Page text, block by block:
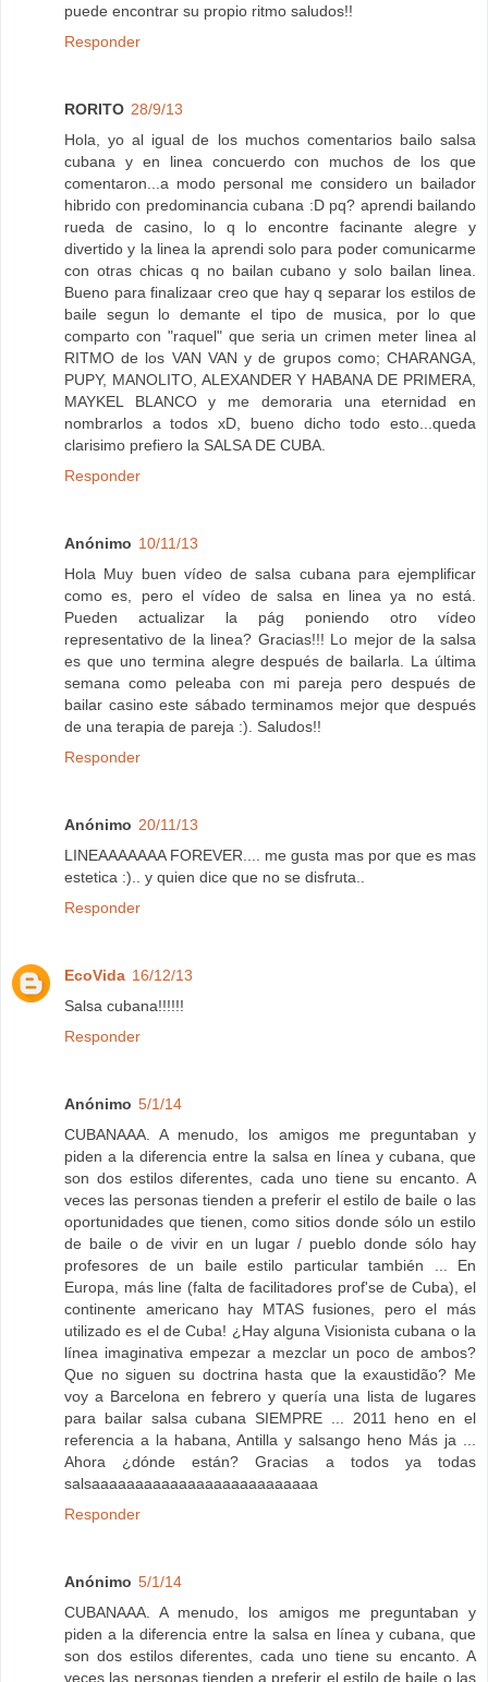
puede encontrar su propio ritmo saludos!!
Responder
RORITO 28/9/13
Hola, yo al igual de los muchos comentarios bailo salsa
cubana y en linea concuerdo con muchos de los que
comentaron...a modo personal me considero un bailador
hibrido con predominancia cubana :D pq? aprendi bailando
rueda de casino, lo q lo encontre facinante alegre y
divertido y la linea la aprendi solo para poder comunicarme
con otras chicas q no bailan cubano y solo bailan linea.
Bueno para finalizaar creo que hay q separar los estilos de
baile segun lo demante el tipo de musica, por lo que
comparto con "raquel" que seria un crimen meter linea al
RITMO de los VAN VAN y de grupos como; CHARANGA,
PUPY, MANOLITO, ALEXANDER Y HABANA DE PRIMERA,
MAYKEL BLANCO y me demoraria una eternidad en
nombrarlos a todos xD, bueno dicho todo esto...queda
clarisimo prefiero la SALSA DE CUBA.
Responder
Anónimo 10/11/13
Hola Muy buen vídeo de salsa cubana para ejemplificar
como es, pero el vídeo de salsa en linea ya no está.
Pueden actualizar la pág poniendo otro vídeo
representativo de la linea? Gracias!!! Lo mejor de la salsa
es que uno termina alegre después de bailarla. La última
semana como peleaba con mi pareja pero después de
bailar casino este sábado terminamos mejor que después
de una terapia de pareja :). Saludos!!
Responder
Anónimo 20/11/13
LINEAAAAAAA FOREVER.... me gusta mas por que es mas
estetica :).. y quien dice que no se disfruta..
Responder
EcoVida 16/12/13
Salsa cubana!!!!!!
Responder
Anónimo 5/1/14
CUBANAAA. A menudo, los amigos me preguntaban y
piden a la diferencia entre la salsa en línea y cubana, que
son dos estilos diferentes, cada uno tiene su encanto. A
veces las personas tienden a preferir el estilo de baile o las
oportunidades que tienen, como sitios donde sólo un estilo
de baile o de vivir en un lugar / pueblo donde sólo hay
profesores de un baile estilo particular también ... En
Europa, más line (falta de facilitadores prof'se de Cuba), el
continente americano hay MTAS fusiones, pero el más
utilizado es el de Cuba! ¿Hay alguna Visionista cubana o la
línea imaginativa empezar a mezclar un poco de ambos?
Que no siguen su doctrina hasta que la exaustidão? Me
voy a Barcelona en febrero y quería una lista de lugares
para bailar salsa cubana SIEMPRE ... 2011 heno en el
referencia a la habana, Antilla y salsango heno Más ja ...
Ahora ¿dónde están? Gracias a todos ya todas
salsaaaaaaaaaaaaaaaaaaaaaaaaaa
Responder
Anónimo 5/1/14
CUBANAAA. A menudo, los amigos me preguntaban y
piden a la diferencia entre la salsa en línea y cubana, que
son dos estilos diferentes, cada uno tiene su encanto. A
veces las personas tienden a preferir el estilo de baile o las